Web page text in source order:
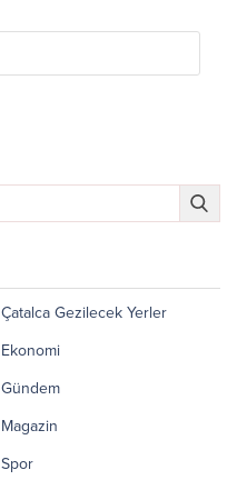
Çatalca Gezilecek Yerler
Ekonomi
Gündem
Magazin
Spor